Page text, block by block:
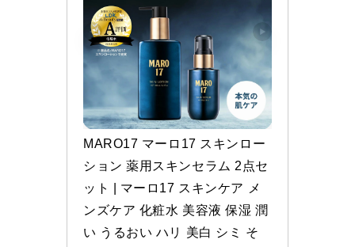
MARO17 マーロ17 スキンロー
ション 薬用スキンセラム 2点セ
ット | マーロ17 スキンケア メ
ンズケア 化粧水 美容液 保湿 潤
い うるおい ハリ 美白 シミ そ